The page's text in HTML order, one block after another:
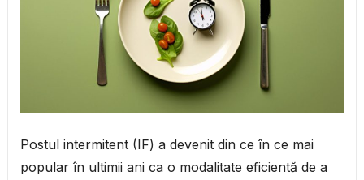
Postul intermitent (IF) a devenit din ce în ce mai
popular în ultimii ani ca o modalitate eficientă de a